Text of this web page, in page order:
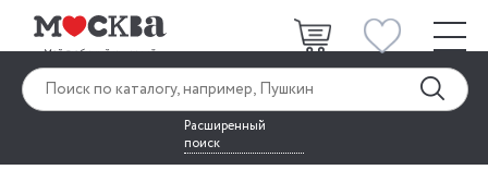
Расширенный
поиск